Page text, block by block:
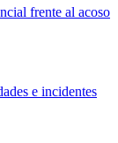
frente al acoso
e incidentes